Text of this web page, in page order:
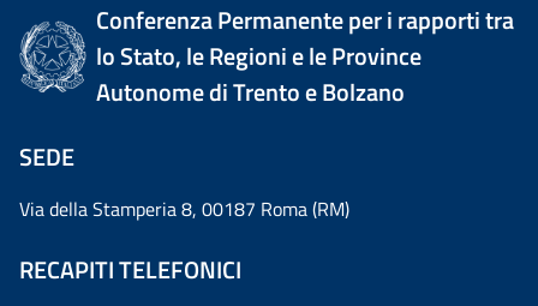
Conferenza Permanente per i rapporti tra
lo Stato, le Regioni e le Province
Autonome di Trento e Bolzano
SEDE
Via della Stamperia 8, 00187 Roma (RM)
RECAPITI TELEFONICI